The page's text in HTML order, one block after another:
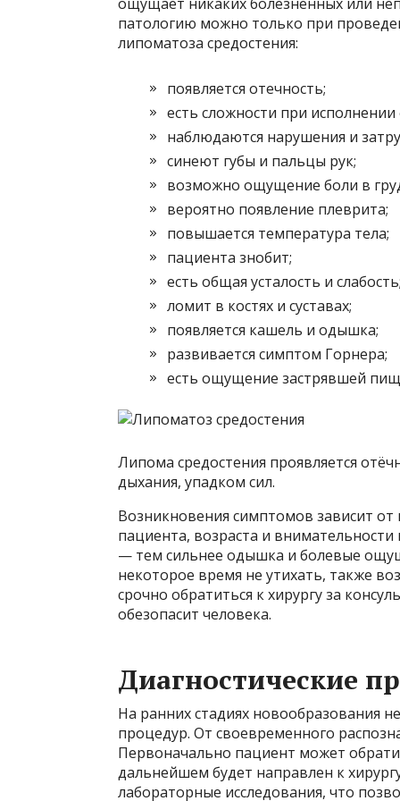
патологию можно только при
липоматоза средостения:
появляется отечность;
есть сложности при исполнении
наблюдаются нарушения и
синеют губы и пальцы рук;
возможно ощущение боли в
вероятно появление плеврита;
повышается температура тела;
пациента знобит;
есть общая усталость и
ломит в костях и суставах;
появляется кашель и одышка;
развивается симптом Горнера;
есть ощущение застрявшей
Липома средостения проявляется
дыхания, упадком сил.
Возникновения симптомов зависит от
пациента, возраста и
— тем сильнее одышка и болевые
некоторое время не утихать, также
срочно обратиться к хирургу за
обезопасит человека.
Диагностические
На ранних стадиях новообразования
процедур. От своевременного
Первоначально пациент может
дальнейшем будет направлен к
лабораторные исследования, что